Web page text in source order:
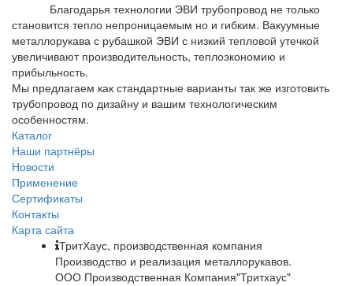
Благодарья технологии ЭВИ трубопровод не только
становится тепло непроницаемым но и гибким. Вакуумные
металлорукава с рубашкой ЭВИ с низкий тепловой утечкой
увеличивают производительность, теплоэкономию и
прибыльность.
Мы предлагаем как стандартные варианты так же изготовить
трубопровод по дизайну и вашим технологическим
особенностям.
Каталог
Наши партнёры
Новости
Применение
Сертификаты
Контакты
Карта сайта
ТритХаус, производственная компания
Производство и реализация металлорукавов.
ООО Производственная Компания"Тритхаус"